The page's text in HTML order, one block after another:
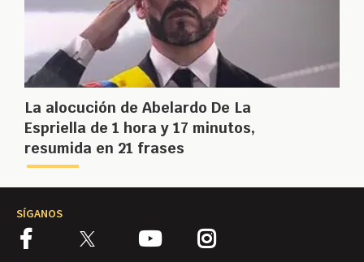
La alocución de Abelardo De La
Espriella de 1 hora y 17 minutos,
resumida en 21 frases
SÍGANOS